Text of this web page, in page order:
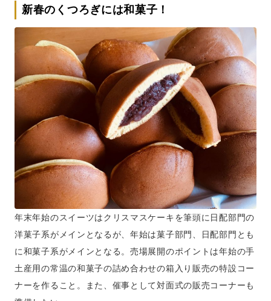
新春のくつろぎには和菓子！
年末年始のスイーツはクリスマスケーキを筆頭に日配部門の
洋菓子系がメインとなるが、年始は菓子部門、日配部門とも
に和菓子系がメインとなる。売場展開のポイントは年始の手
土産用の常温の和菓子の詰め合わせの箱入り販売の特設コー
ナーを作ること。また、催事として対面式の販売コーナーも